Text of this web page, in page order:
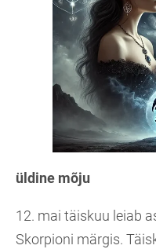
üldine mõju
12. mai täiskuu leiab
Skorpioni märgis.